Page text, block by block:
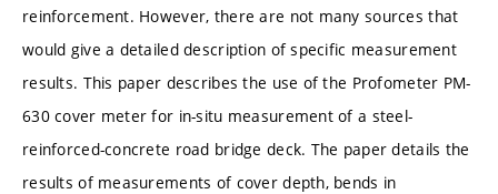
reinforcement. However, there are not many sources that
would give a detailed description of specific measurement
results. This paper describes the use of the Profometer PM-
630 cover meter for in-situ measurement of a steel-
reinforced-concrete road bridge deck. The paper details the
results of measurements of cover depth, bends in